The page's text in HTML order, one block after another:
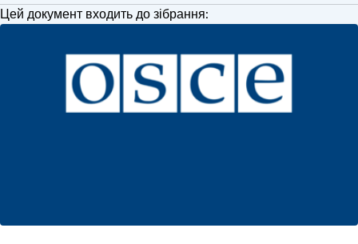
Цей документ входить до зібрання: